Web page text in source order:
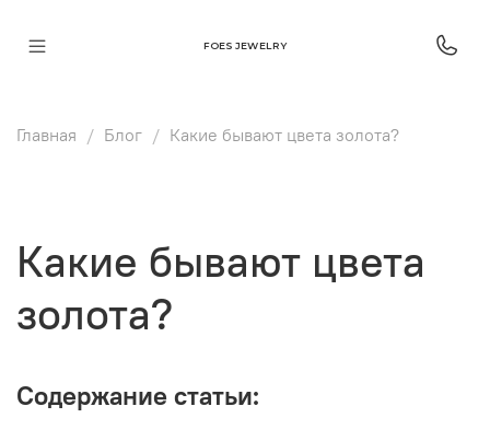
FOES JEWELRY
Главная Блог Какие бывают цвета золота?
Какие бывают цвета
золота?
Содержание статьи: